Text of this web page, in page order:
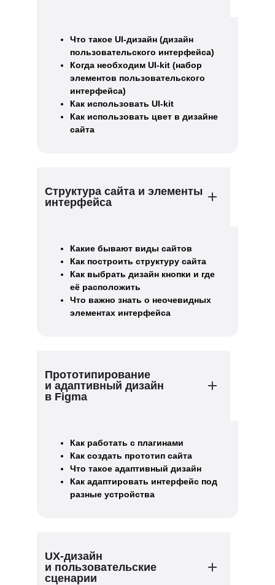
Что такое UI-дизайн (дизайн
пользовательского интерфейса)
Когда необходим UI-kit (набор
элементов пользовательского
интерфейса)
Как использовать UI-kit
Как использовать цвет в дизайне
сайта
Структура сайта и элементы
интерфейса
Какие бывают виды сайтов
Как построить структуру сайта
Как выбрать дизайн кнопки и где
её расположить
Что важно знать о неочевидных
элементах интерфейса
Прототипирование
и адаптивный дизайн
в Figma
Как работать с плагинами
Как создать прототип сайта
Что такое адаптивный дизайн
Как адаптировать интерфейс под
разные устройства
UX-дизайн
и пользовательские
сценарии